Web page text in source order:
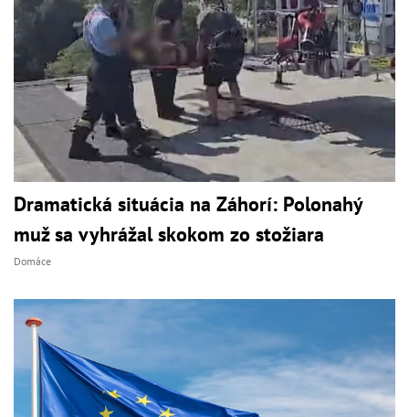
Dramatická situácia na Záhorí: Polonahý
muž sa vyhrážal skokom zo stožiara
Domáce